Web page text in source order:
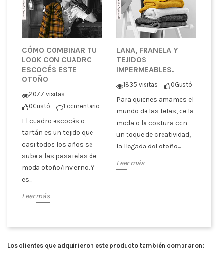
CÓMO COMBINAR TU
LOOK CON CUADRO
ESCOCÉS ESTE
OTOÑO
2077 visitas
0Gustó 1 comentario
El cuadro escocés o
tartán es un tejido que
casi todos los años se
sube a las pasarelas de
moda otoño/invierno. Y
es...
Leer más
LANA, FRANELA Y
TEJIDOS
IMPERMEABLES.
1835 visitas 0Gustó
Para quienes amamos el
mundo de las telas, de la
moda o la costura con
un toque de creatividad,
la llegada del otoño...
Leer más
Los clientes que adquirieron este producto también compraron: